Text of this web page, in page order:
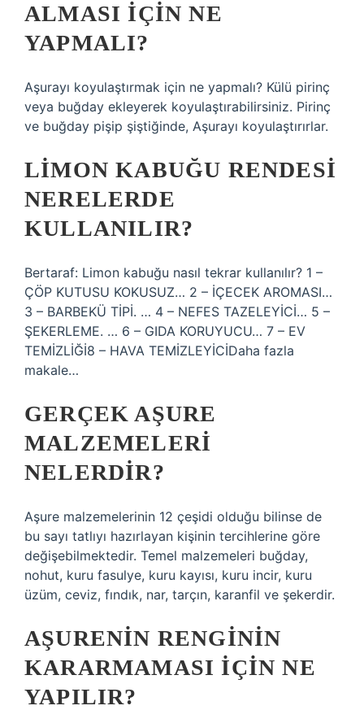
ALMASI IÇIN NE
YAPMALI?
Aşurayı koyulaştırmak için ne yapmalı? Külü pirinç
veya buğday ekleyerek koyulaştırabilirsiniz. Pirinç
ve buğday pişip şiştiğinde, Aşurayı koyulaştırırlar.
LIMON KABUĞU RENDESI
NERELERDE
KULLANILIR?
Bertaraf: Limon kabuğu nasıl tekrar kullanılır? 1 –
ÇÖP KUTUSU KOKUSUZ… 2 – İÇECEK AROMASI…
3 – BARBEKÜ TİPİ. … 4 – NEFES TAZELEYİCİ… 5 –
ŞEKERLEME. … 6 – GIDA KORUYUCU… 7 – EV
TEMİZLİĞİ8 – HAVA TEMİZLEYİCİDaha fazla
makale…
GERÇEK AŞURE
MALZEMELERI
NELERDIR?
Aşure malzemelerinin 12 çeşidi olduğu bilinse de
bu sayı tatlıyı hazırlayan kişinin tercihlerine göre
değişebilmektedir. Temel malzemeleri buğday,
nohut, kuru fasulye, kuru kayısı, kuru incir, kuru
üzüm, ceviz, fındık, nar, tarçın, karanfil ve şekerdir.
AŞURENIN RENGININ
KARARMAMASI IÇIN NE
YAPILIR?